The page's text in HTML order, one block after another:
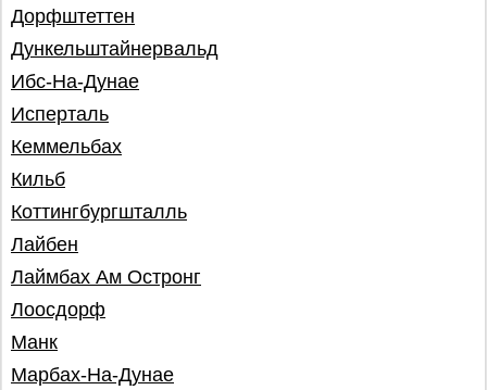
Дорфштеттен
Дункельштайнервальд
Ибс-На-Дунае
Исперталь
Кеммельбах
Кильб
Коттингбургшталль
Лайбен
Лаймбах Ам Остронг
Лоосдорф
Манк
Марбах-На-Дунае